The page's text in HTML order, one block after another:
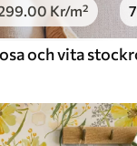
.00 Kr/m² 7